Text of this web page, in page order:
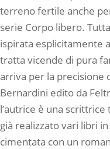
terreno fertile anche
serie Corpo libero.
ispirata esplicitamente
tratta vicende di pura
arriva per la precisione
Bernardini edito da
l’autrice è una
già realizzato vari libri
cimentata con un